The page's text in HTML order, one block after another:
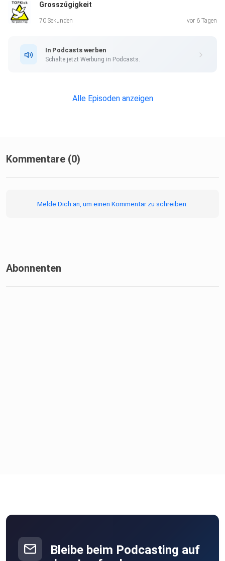
Grosszügigkeit
70 Sekunden vor 6 Tagen
In Podcasts werben
Schalte jetzt Werbung in Podcasts.
Alle Episoden anzeigen
Kommentare (0)
Melde Dich an, um einen Kommentar zu schreiben.
Abonnenten
Bleibe beim Podcasting auf